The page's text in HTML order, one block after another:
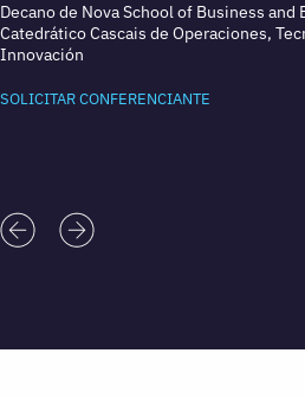
Decano de Nova School of Business and
Catedrático Cascais de Operaciones,
Innovación
SOLICITAR CONFERENCIANTE